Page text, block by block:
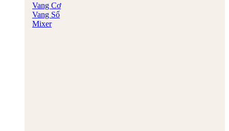
Vang Cơ
Vang Số
Mixer